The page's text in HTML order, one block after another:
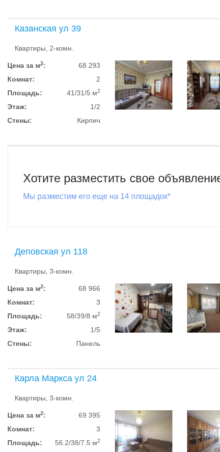
Казанская ул 39
Квартиры, 2-комн.
Цена за м2:
68 293
Комнат:
2
Площадь:
41/31/5 м2
Этаж:
1/2
Стены:
Кирпич
Хотите разместить свое
Мы разместим его еще на 14 площадок*
Деповская ул 118
Квартиры, 3-комн.
Цена за м2:
68 966
Комнат:
3
Площадь:
58/39/8 м2
Этаж:
1/5
Стены:
Панель
Карла Маркса ул 24
Квартиры, 3-комн.
Цена за м2:
69 395
Комнат:
3
Площадь:
56.2/38/7.5 м2